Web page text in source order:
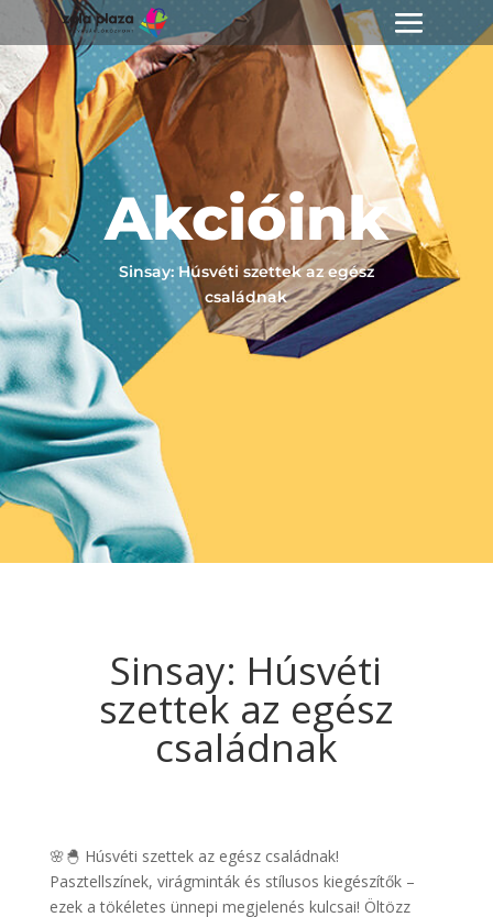
Akcióink
Sinsay: Húsvéti szettek az egész
családnak
Sinsay: Húsvéti
szettek az egész
családnak
🌸🐣 Húsvéti szettek az egész családnak!
Pasztellszínek, virágminták és stílusos kiegészítők –
ezek a tökéletes ünnepi megjelenés kulcsai! Öltözz